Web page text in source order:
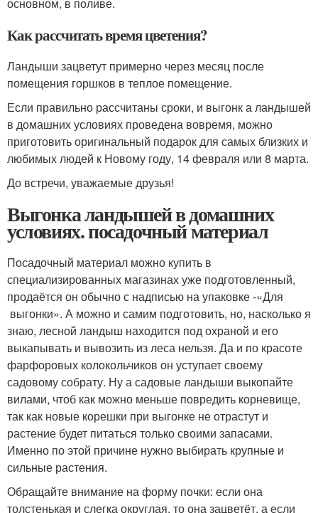
Как рассчитать время цветения?
Ландыши зацветут примерно через месяц после
помещения горшков в теплое помещение.
Если правильно рассчитаны сроки, и выгонк а ландышей
в домашних условиях проведена вовремя, можно
приготовить оригинальный подарок для самых близких и
любимых людей к Новому году, 14 февраля или 8 марта.
До встречи, уважаемые друзья!
Выгонка ландышей в домашних
условиях. посадочный материал
Посадочный материал можно купить в
специализированных магазинах уже подготовленный,
продаётся он обычно с надписью на упаковке -«Для
выгонки». А можно и самим подготовить, но, насколько я
знаю, лесной ландыш находится под охраной и его
выкапывать и вывозить из леса нельзя. Да и по красоте
фарфоровых колокольчиков он уступает своему
садовому собрату. Ну а садовые ландыши выкопайте
вилами, чтоб как можно меньше повредить корневище,
так как новые корешки при выгонке не отрастут и
растение будет питаться только своими запасами.
Именно по этой причине нужно выбирать крупные и
сильные растения.
Обращайте внимание на форму почки: если она
толстенькая и слегка округлая, то она зацветёт, а если